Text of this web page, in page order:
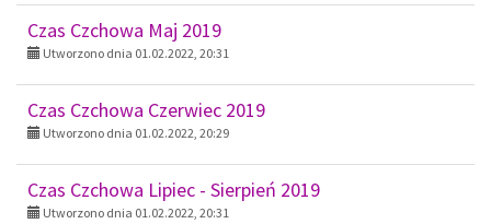
Czas Czchowa Maj 2019
Utworzono dnia 01.02.2022, 20:31
Czas Czchowa Czerwiec 2019
Utworzono dnia 01.02.2022, 20:29
Czas Czchowa Lipiec - Sierpień 2019
Utworzono dnia 01.02.2022, 20:31